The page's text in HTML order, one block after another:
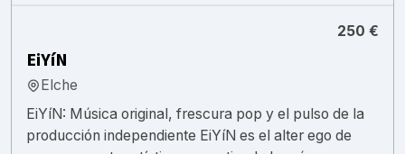
250 €
EiYíN
Elche
EiYíN: Música original, frescura pop y el pulso de la
producción independiente EiYíN es el alter ego de